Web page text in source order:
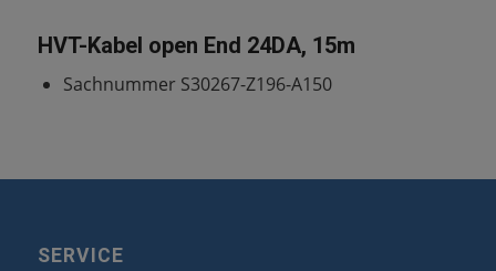
HVT-Kabel open End 24DA, 15m
Sachnummer S30267-Z196-A150
SERVICE